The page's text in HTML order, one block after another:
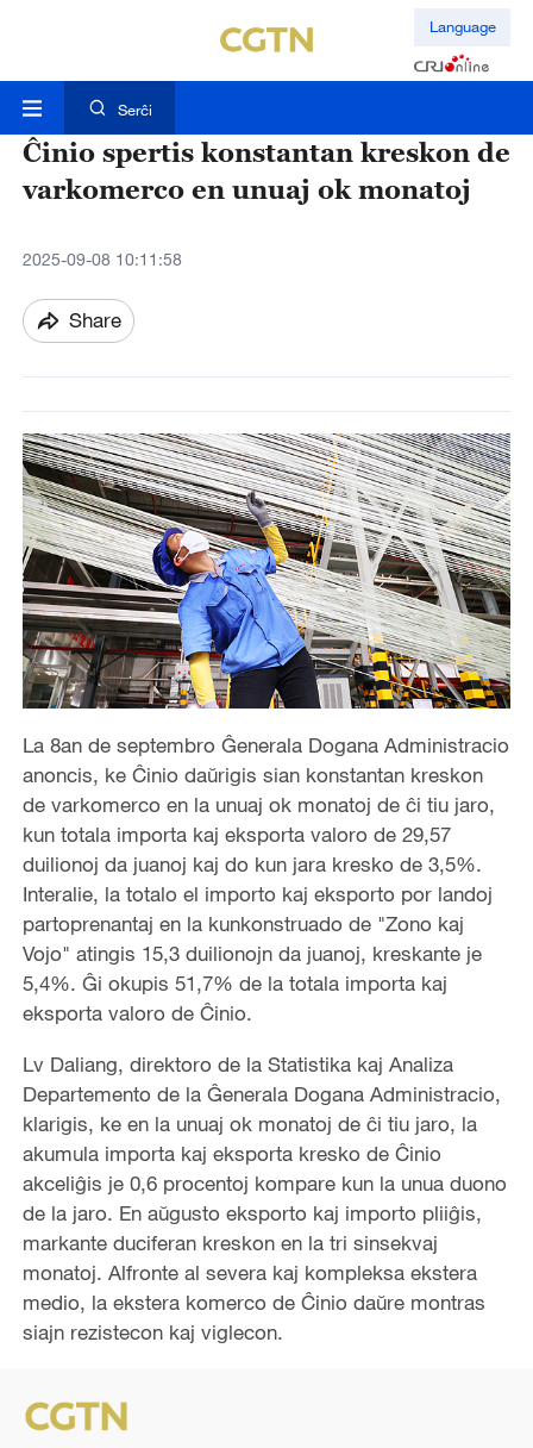
Language
Serĉi
Ĉinio spertis konstantan kreskon de
varkomerco en unuaj ok monatoj
2025-09-08 10:11:58
Share
La 8an de septembro Ĝenerala Dogana Administracio
anoncis, ke Ĉinio daŭrigis sian konstantan kreskon
de varkomerco en la unuaj ok monatoj de ĉi tiu jaro,
kun totala importa kaj eksporta valoro de 29,57
duilionoj da juanoj kaj do kun jara kresko de 3,5%.
Interalie, la totalo el importo kaj eksporto por landoj
partoprenantaj en la kunkonstruado de "Zono kaj
Vojo" atingis 15,3 duilionojn da juanoj, kreskante je
5,4%. Ĝi okupis 51,7% de la totala importa kaj
eksporta valoro de Ĉinio.
Lv Daliang, direktoro de la Statistika kaj Analiza
Departemento de la Ĝenerala Dogana Administracio,
klarigis, ke en la unuaj ok monatoj de ĉi tiu jaro, la
akumula importa kaj eksporta kresko de Ĉinio
akceliĝis je 0,6 procentoj kompare kun la unua duono
de la jaro. En aŭgusto eksporto kaj importo pliiĝis,
markante duciferan kreskon en la tri sinsekvaj
monatoj. Alfronte al severa kaj kompleksa ekstera
medio, la ekstera komerco de Ĉinio daŭre montras
siajn rezistecon kaj viglecon.